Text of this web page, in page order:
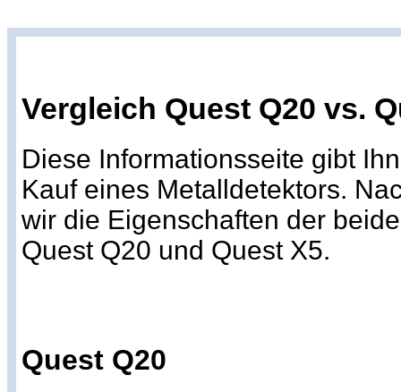
Vergleich Quest Q20 vs.
Diese Informationsseite gibt
Kauf eines Metalldetektors.
wir die Eigenschaften der
Quest Q20 und Quest X5.
Quest Q20